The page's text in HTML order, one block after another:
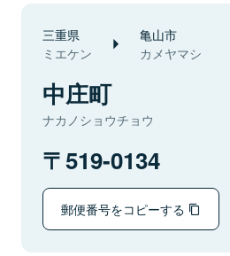
三重県
ミエケン
亀山市
カメヤマシ
中庄町
ナカノショウチョウ
519-0134
郵便番号をコピーする